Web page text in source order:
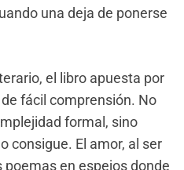
una deja de ponerse
el libro apuesta por
fácil comprensión. No
formal, sino
consigue. El amor, al ser
en espejos donde